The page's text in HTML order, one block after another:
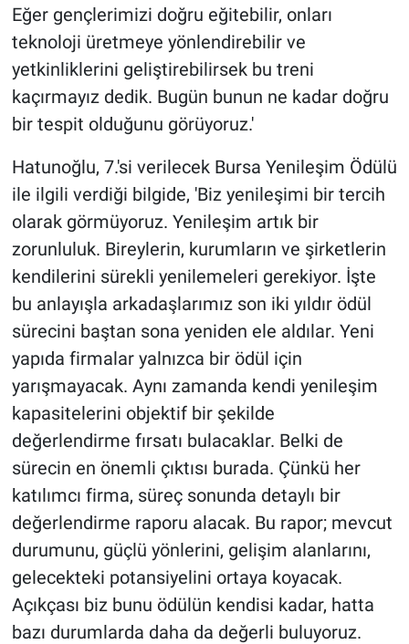
Eğer gençlerimizi doğru eğitebilir, onları
teknoloji üretmeye yönlendirebilir ve
yetkinliklerini geliştirebilirsek bu treni
kaçırmayız dedik. Bugün bunun ne kadar doğru
bir tespit olduğunu görüyoruz.'
Hatunoğlu, 7.'si verilecek Bursa Yenileşim Ödülü
ile ilgili verdiği bilgide, 'Biz yenileşimi bir tercih
olarak görmüyoruz. Yenileşim artık bir
zorunluluk. Bireylerin, kurumların ve şirketlerin
kendilerini sürekli yenilemeleri gerekiyor. İşte
bu anlayışla arkadaşlarımız son iki yıldır ödül
sürecini baştan sona yeniden ele aldılar. Yeni
yapıda firmalar yalnızca bir ödül için
yarışmayacak. Aynı zamanda kendi yenileşim
kapasitelerini objektif bir şekilde
değerlendirme fırsatı bulacaklar. Belki de
sürecin en önemli çıktısı burada. Çünkü her
katılımcı firma, süreç sonunda detaylı bir
değerlendirme raporu alacak. Bu rapor; mevcut
durumunu, güçlü yönlerini, gelişim alanlarını,
gelecekteki potansiyelini ortaya koyacak.
Açıkçası biz bunu ödülün kendisi kadar, hatta
bazı durumlarda daha da değerli buluyoruz.